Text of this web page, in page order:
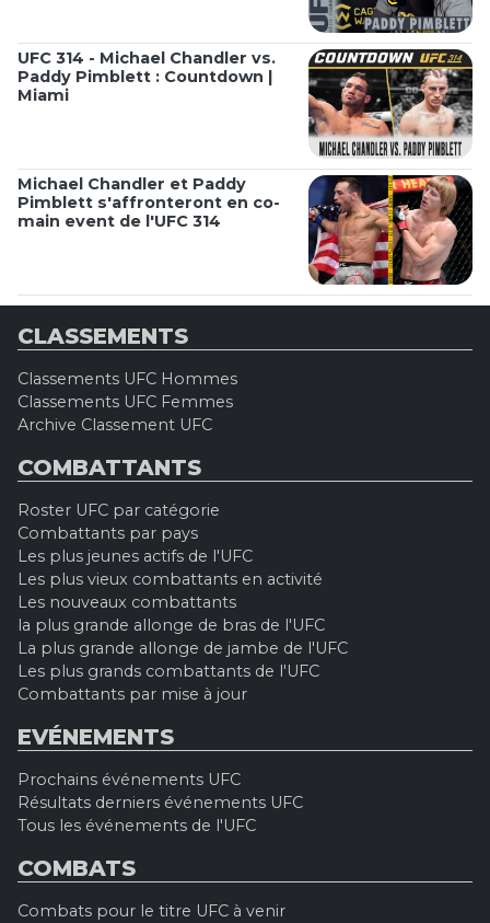
UFC 314 - Michael Chandler vs.
Paddy Pimblett : Countdown |
Miami
Michael Chandler et Paddy
Pimblett s'affronteront en co-
main event de l'UFC 314
CLASSEMENTS
Classements UFC Hommes
Classements UFC Femmes
Archive Classement UFC
COMBATTANTS
Roster UFC par catégorie
Combattants par pays
Les plus jeunes actifs de l'UFC
Les plus vieux combattants en activité
Les nouveaux combattants
la plus grande allonge de bras de l'UFC
La plus grande allonge de jambe de l'UFC
Les plus grands combattants de l'UFC
Combattants par mise à jour
EVÉNEMENTS
Prochains événements UFC
Résultats derniers événements UFC
Tous les événements de l'UFC
COMBATS
Combats pour le titre UFC à venir